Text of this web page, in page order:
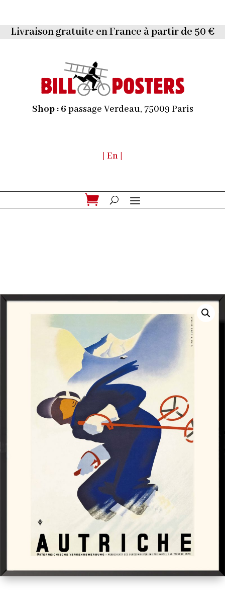
Livraison gratuite en France à partir de 50 €
Shop : 6 passage Verdeau, 75009 Paris
| En |